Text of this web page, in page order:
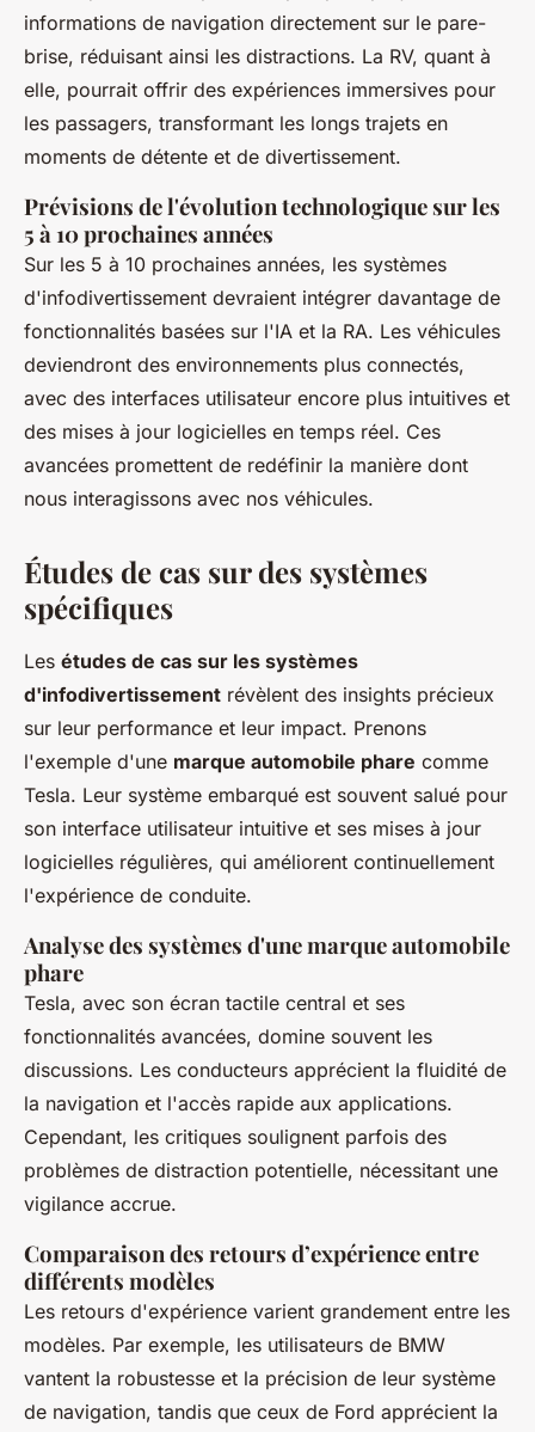
informations de navigation directement sur le pare-
brise, réduisant ainsi les distractions. La RV, quant à
elle, pourrait offrir des expériences immersives pour
les passagers, transformant les longs trajets en
moments de détente et de divertissement.
Prévisions de l'évolution technologique sur les
5 à 10 prochaines années
Sur les 5 à 10 prochaines années, les systèmes
d'infodivertissement devraient intégrer davantage de
fonctionnalités basées sur l'IA et la RA. Les véhicules
deviendront des environnements plus connectés,
avec des interfaces utilisateur encore plus intuitives et
des mises à jour logicielles en temps réel. Ces
avancées promettent de redéfinir la manière dont
nous interagissons avec nos véhicules.
Études de cas sur des systèmes
spécifiques
Les études de cas sur les systèmes
d'infodivertissement révèlent des insights précieux
sur leur performance et leur impact. Prenons
l'exemple d'une marque automobile phare comme
Tesla. Leur système embarqué est souvent salué pour
son interface utilisateur intuitive et ses mises à jour
logicielles régulières, qui améliorent continuellement
l'expérience de conduite.
Analyse des systèmes d'une marque automobile
phare
Tesla, avec son écran tactile central et ses
fonctionnalités avancées, domine souvent les
discussions. Les conducteurs apprécient la fluidité de
la navigation et l'accès rapide aux applications.
Cependant, les critiques soulignent parfois des
problèmes de distraction potentielle, nécessitant une
vigilance accrue.
Comparaison des retours d’expérience entre
différents modèles
Les retours d'expérience varient grandement entre les
modèles. Par exemple, les utilisateurs de BMW
vantent la robustesse et la précision de leur système
de navigation, tandis que ceux de Ford apprécient la